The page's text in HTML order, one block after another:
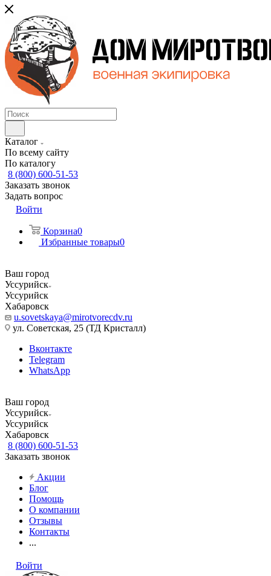
Каталог
По всему сайту
По каталогу
8 (800) 600-51-53
Заказать звонок
Задать вопрос
Войти
Корзина0
Избранные товары0
Ваш город
Уссурийск
Уссурийск
Хабаровск
u.sovetskaya@mirotvorecdv.ru
ул. Советская, 25 (ТД Кристалл)
Вконтакте
Telegram
WhatsApp
Ваш город
Уссурийск
Уссурийск
Хабаровск
8 (800) 600-51-53
Заказать звонок
Акции
Блог
Помощь
О компании
Отзывы
Контакты
...
Войти